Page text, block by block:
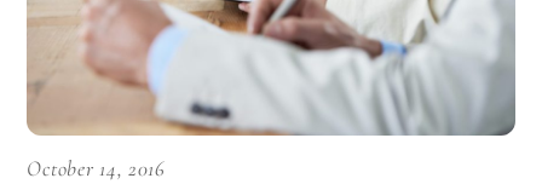
October 14, 2016